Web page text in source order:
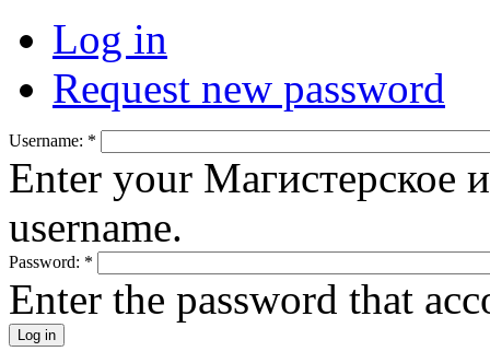
Log in
Request new password
Username: *
Enter your Магистерское
username.
Password: *
Enter the password that